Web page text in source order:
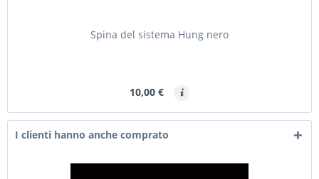
Spina del sistema Hung nero
10,00 €
I clienti hanno anche comprato